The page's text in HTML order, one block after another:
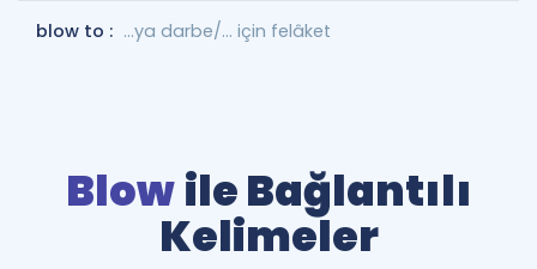
blow to : ...ya darbe/... için felâket
Blowile Bağlantılı
Kelimeler